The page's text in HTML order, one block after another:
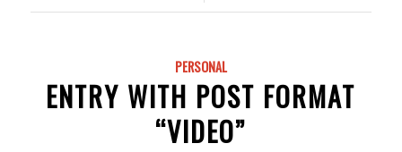
PERSONAL
ENTRY WITH POST FORMAT
“VIDEO”